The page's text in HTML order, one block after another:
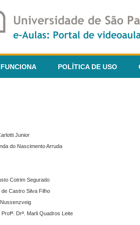
POLÍTICA DE USO
Junior
do Nascimento Arruda
Cotrim Segurado
Castro Silva Filho
Drª. Marli Quadros Leite